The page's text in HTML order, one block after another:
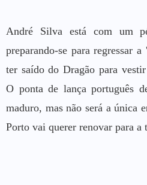
André Silva está com um
preparando-se para regressar
ter saído do Dragão para
O ponta de lança português
maduro, mas não será a única
Porto vai querer renovar para a